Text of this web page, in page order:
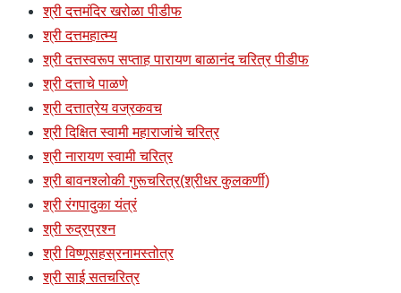
श्री दत्तमंदिर खरोळा पीडीफ
श्री दत्तमहात्म्य
श्री दत्तस्वरूप सप्ताह पारायण बाळानंद चरित्र पीडीफ
श्री दत्ताचे पाळणे
श्री दत्तात्रेय वज्रकवच
श्री दिक्षित स्वामी महाराजांचे चरित्र
श्री नारायण स्वामी चरित्र
श्री बावनश्लोकी गुरूचरित्र(श्रीधर कुलकर्णी)
श्री रंगपादुका यंत्रं
श्री रुद्रप्रश्न
श्री विष्णूसहस्रनामस्तोत्र
श्री साई सतचरित्र